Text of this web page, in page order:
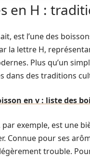
en H :
est l’une des
la lettre H,
Plus qu’un
dans des traditions
en v : liste des
par exemple, est une
Connue pour ses
trouble.